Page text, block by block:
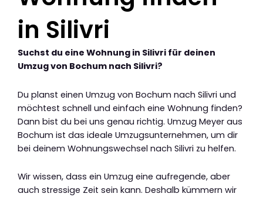
in Silivri
Suchst du eine Wohnung in Silivri für deinen
Umzug von Bochum nach Silivri?
Du planst einen Umzug von Bochum nach Silivri und
möchtest schnell und einfach eine Wohnung finden?
Dann bist du bei uns genau richtig. Umzug Meyer aus
Bochum ist das ideale Umzugsunternehmen, um dir
bei deinem Wohnungswechsel nach Silivri zu helfen.
Wir wissen, dass ein Umzug eine aufregende, aber
auch stressige Zeit sein kann. Deshalb kümmern wir